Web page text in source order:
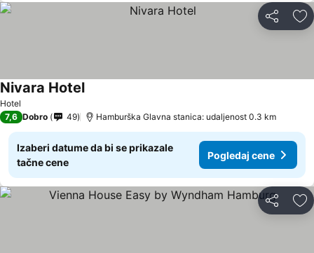
Deli
Hotel
Nivara Hotel
7,6 Dobro 49 Hamburška Glavna stanica: udaljenost 0.3 km
Izaberi datume da bi se prikazale
tačne cene
Pogledaj cene
Deli